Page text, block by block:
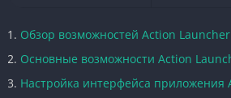
Обзор возможностей Action Launcher
Основные возможности Action
Настройка интерфейса приложения